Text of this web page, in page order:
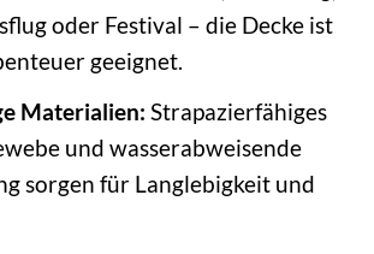
oder Festival – die Decke ist
geeignet.
Materialien: Strapazierfähiges
und wasserabweisende
sorgen für Langlebigkeit und